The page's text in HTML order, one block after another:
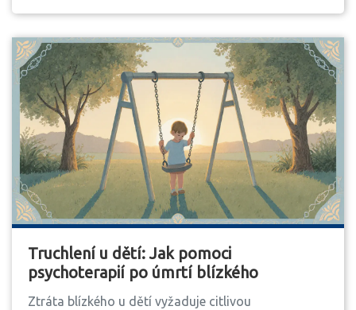
Truchlení u dětí: Jak pomoci
psychoterapií po úmrtí blízkého
Ztráta blízkého u dětí vyžaduje citlivou